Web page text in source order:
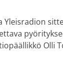
Yleisradion
Olli